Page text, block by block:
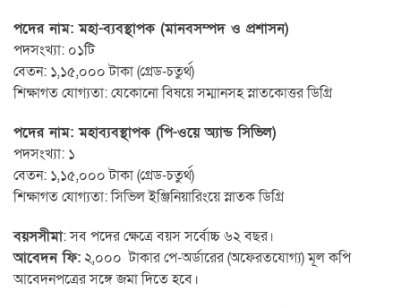
পদের নাম: মহা-ব্যবস্থাপক (মানবসম্পদ ও প্রশাসন)
পদসংখ্যা: ০১টি
বেতন: ১,১৫,০০০ টাকা (গ্রেড-চতুর্থ)
শিক্ষাগত যোগ্যতা: যেকোনো বিষয়ে সম্মানসহ স্নাতকোত্তর ডিগ্রি
পদের নাম: মহাব্যবস্থাপক (পি-ওয়ে অ্যান্ড সিভিল)
পদসংখ্যা: ১
বেতন: ১,১৫,০০০ টাকা (গ্রেড-চতুর্থ)
শিক্ষাগত যোগ্যতা: সিভিল ইঞ্জিনিয়ারিংয়ে স্নাতক ডিগ্রি
বয়সসীমা: সব পদের ক্ষেত্রে বয়স সর্বোচ্চ ৬২ বছর।
আবেদন ফি: ২,০০০ টাকার পে-অর্ডারের (অফেরতযোগ্য) মূল কপি
আবেদনপত্রের সঙ্গে জমা দিতে হবে।